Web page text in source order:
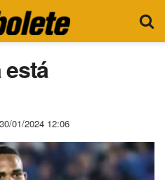
está
30/01/2024 12:06